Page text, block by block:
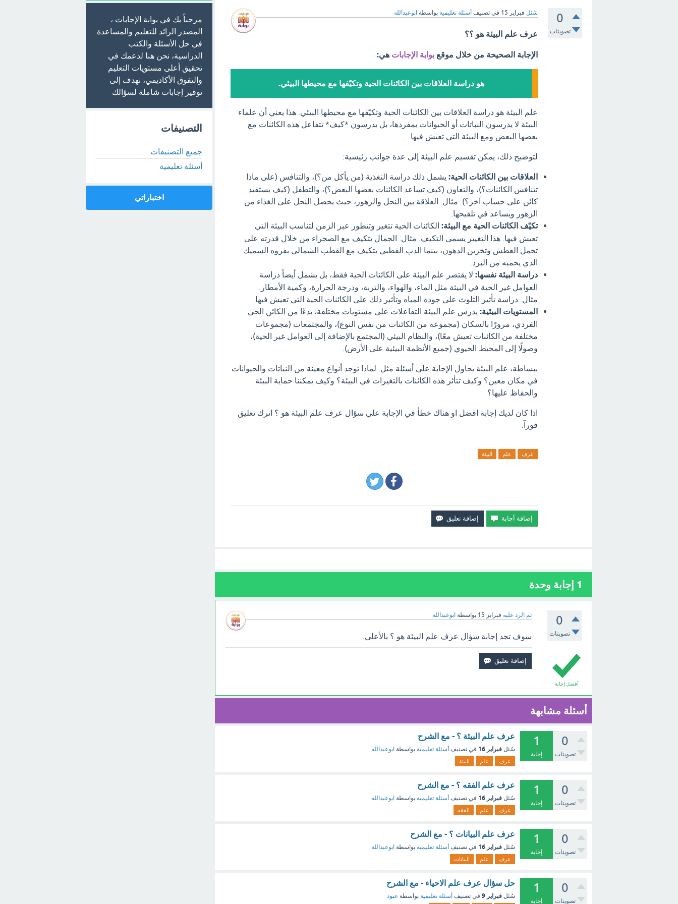
0
تصويتات
سُئل فبراير 15 في تصنيف أسئلة تعليمية بواسطة ابوعبدالله
عرف علم البيئة هو ؟؟
الإجابة الصحيحة من خلال موقع بوابة الإجابات هي:
هو دراسة العلاقات بين الكائنات الحية وتكيّفها مع محيطها البيئي.
علم البيئة هو دراسة العلاقات بين الكائنات الحية وتكيّفها مع محيطها البيئي. هذا يعني أن علماء
البيئة لا يدرسون النباتات أو الحيوانات بمفردها، بل يدرسون *كيف* تتفاعل هذه الكائنات مع
بعضها البعض ومع البيئة التي تعيش فيها.
لتوضيح ذلك، يمكن تقسيم علم البيئة إلى عدة جوانب رئيسية:
العلاقات بين الكائنات الحية: يشمل ذلك دراسة التغذية (من يأكل من؟)، والتنافس (على ماذا
تتنافس الكائنات؟)، والتعاون (كيف تساعد الكائنات بعضها البعض؟)، والتطفل (كيف يستفيد
كائن على حساب آخر؟). مثال: العلاقة بين النحل والزهور، حيث يحصل النحل على الغذاء من
الزهور ويساعد في تلقيحها.
تكيّف الكائنات الحية مع البيئة: الكائنات الحية تتغير وتتطور عبر الزمن لتناسب البيئة التي
تعيش فيها. هذا التغيير يسمى التكيف. مثال: الجمال يتكيف مع الصحراء من خلال قدرته على
تحمل العطش وتخزين الدهون، بينما الدب القطبي يتكيف مع القطب الشمالي بفروه السميك
الذي يحميه من البرد.
دراسة البيئة نفسها: لا يقتصر علم البيئة على الكائنات الحية فقط، بل يشمل أيضاً دراسة
العوامل غير الحية في البيئة مثل الماء، والهواء، والتربة، ودرجة الحرارة، وكمية الأمطار.
مثال: دراسة تأثير التلوث على جودة المياه وتأثير ذلك على الكائنات الحية التي تعيش فيها.
المستويات البيئية: يدرس علم البيئة التفاعلات على مستويات مختلفة، بدءًا من الكائن الحي
الفردي، مرورًا بالسكان (مجموعة من الكائنات من نفس النوع)، والمجتمعات (مجموعات
مختلفة من الكائنات تعيش معًا)، والنظام البيئي (المجتمع بالإضافة إلى العوامل غير الحية)،
وصولًا إلى المحيط الحيوي (جميع الأنظمة البيئية على الأرض).
ببساطة، علم البيئة يحاول الإجابة على أسئلة مثل: لماذا توجد أنواع معينة من النباتات والحيوانات
في مكان معين؟ وكيف تتأثر هذه الكائنات بالتغيرات في البيئة؟ وكيف يمكننا حماية البيئة
والحفاظ عليها؟
اذا كان لديك إجابة افضل او هناك خطأ في الإجابة علي سؤال عرف علم البيئة هو ؟ اترك تعليق
فورآ.
عرف علم البيئة
1 إجابة وحدة
0
تصويتات
تم الرد عليه فبراير 15 بواسطة ابوعبدالله
أفضل إجابة
سوف تجد إجابة سؤال عرف علم البيئة هو ؟ بالأعلى.
أسئلة مشابهة
0
تصويتات
1
إجابة
عرف علم البيئة ؟ - مع الشرح
سُئل فبراير 16 في تصنيف أسئلة تعليمية بواسطة ابوعبدالله
عرف علم البيئة
0
تصويتات
1
إجابة
عرف علم الفقه ؟ - مع الشرح
سُئل فبراير 16 في تصنيف أسئلة تعليمية بواسطة ابوعبدالله
عرف علم الفقه
0
تصويتات
1
إجابة
عرف علم البيانات ؟ - مع الشرح
سُئل فبراير 16 في تصنيف أسئلة تعليمية بواسطة ابوعبدالله
عرف علم البيانات
0
تصويتات
1
إجابة
حل سؤال عرف علم الاحياء - مع الشرح
سُئل فبراير 9 في تصنيف أسئلة تعليمية بواسطة عبود
مرحباً بك في بوابة الإجابات ،
المصدر الرائد للتعليم والمساعدة
في حل الأسئلة والكتب
الدراسية، نحن هنا لدعمك في
تحقيق أعلى مستويات التعليم
والتفوق الأكاديمي، نهدف إلى
توفير إجابات شاملة لسؤالك
التصنيفات
جميع التصنيفات
أسئلة تعليمية
اختباراتي